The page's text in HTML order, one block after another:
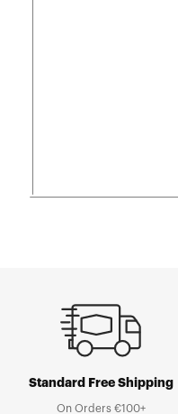
Standard Free Shipping
On Orders €100+